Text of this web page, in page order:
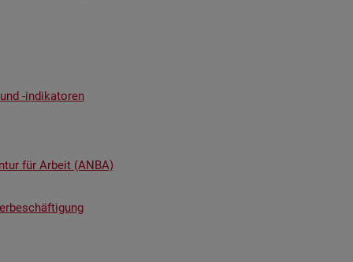
-in­di­ka­to­ren
für Ar­beit (ANBA)